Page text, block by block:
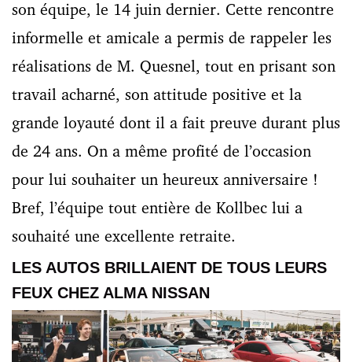
son équipe, le 14 juin dernier. Cette rencontre
informelle et amicale a permis de rappeler les
réalisations de M. Quesnel, tout en prisant son
travail acharné, son attitude positive et la
grande loyauté dont il a fait preuve durant plus
de 24 ans. On a même profité de l’occasion
pour lui souhaiter un heureux anniversaire !
Bref, l’équipe tout entière de Kollbec lui a
souhaité une excellente retraite.
LES AUTOS BRILLAIENT DE TOUS LEURS
FEUX CHEZ ALMA NISSAN